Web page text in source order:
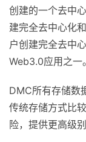
创建的一个去中
建完全去中心化
户创建完全去中
Web3.0应用之一。
DMC所有存储数
传统存储方式比
险，提供更高级